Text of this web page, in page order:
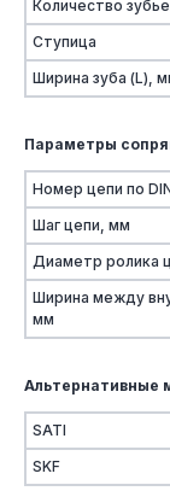
Количество
Ступица
Ширина зуба (L),
Параметры
Номер цепи по
Шаг цепи, мм
Диаметр ролика
Ширина между
мм
Альтернативные
SATI
SKF